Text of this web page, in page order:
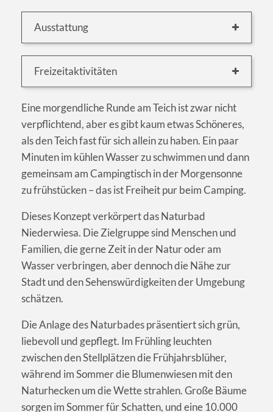
Ausstattung
Freizeitaktivitäten
Eine morgendliche Runde am Teich ist zwar nicht
verpflichtend, aber es gibt kaum etwas Schöneres,
als den Teich fast für sich allein zu haben. Ein paar
Minuten im kühlen Wasser zu schwimmen und dann
gemeinsam am Campingtisch in der Morgensonne
zu frühstücken – das ist Freiheit pur beim Camping.
Dieses Konzept verkörpert das Naturbad
Niederwiesa. Die Zielgruppe sind Menschen und
Familien, die gerne Zeit in der Natur oder am
Wasser verbringen, aber dennoch die Nähe zur
Stadt und den Sehenswürdigkeiten der Umgebung
schätzen.
Die Anlage des Naturbades präsentiert sich grün,
liebevoll und gepflegt. Im Frühling leuchten
zwischen den Stellplätzen die Frühjahrsblüher,
während im Sommer die Blumenwiesen mit den
Naturhecken um die Wette strahlen. Große Bäume
sorgen im Sommer für Schatten, und eine 10.000